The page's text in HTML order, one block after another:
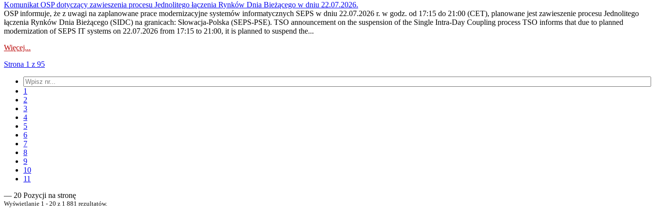
Komunikat OSP dotyczący zawieszenia procesu Jednolitego łączenia Rynków Dnia Bieżącego w dniu 22.07.2026.
OSP informuje, że z uwagi na zaplanowane prace modernizacyjne systemów informatycznych SEPS w dniu 22.07.2026 r. w godz. od 17:15 do 21:00 (CET), planowane jest zawieszenie procesu Jednolitego
łączenia Rynków Dnia Bieżącego (SIDC) na granicach: Słowacja-Polska (SEPS-PSE). TSO announcement on the suspension of the Single Intra-Day Coupling process TSO informs that due to planned
modernization of SEPS IT systems on 22.07.2026 from 17:15 to 21:00, it is planned to suspend the...
Więcej...
Strona 1 z 95
1
2
3
4
5
6
7
8
9
10
11
— 20 Pozycji na stronę
Wyświetlanie 1 - 20 z 1 881 rezultatów.